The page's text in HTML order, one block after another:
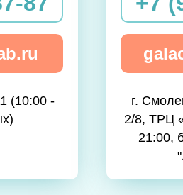
(10:00 -
г.
2/8, ТРЦ
21:00,